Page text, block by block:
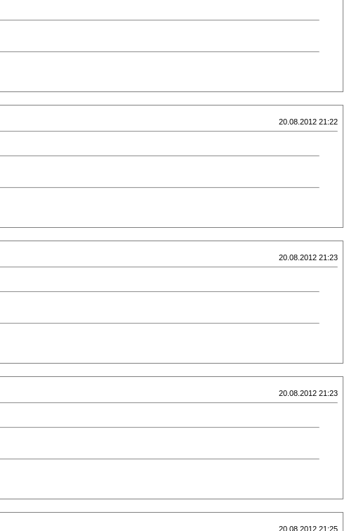
20.08.2012 21:22
20.08.2012 21:23
20.08.2012 21:23
20.08.2012 21:25